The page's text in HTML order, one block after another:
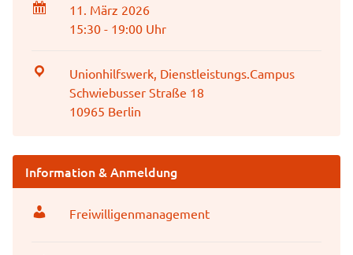
11. März 2026
15:30 - 19:00 Uhr
Unionhilfswerk, Dienstleistungs.Campus
Schwiebusser Straße 18
10965 Berlin
Information & Anmeldung
Freiwilligenmanagement